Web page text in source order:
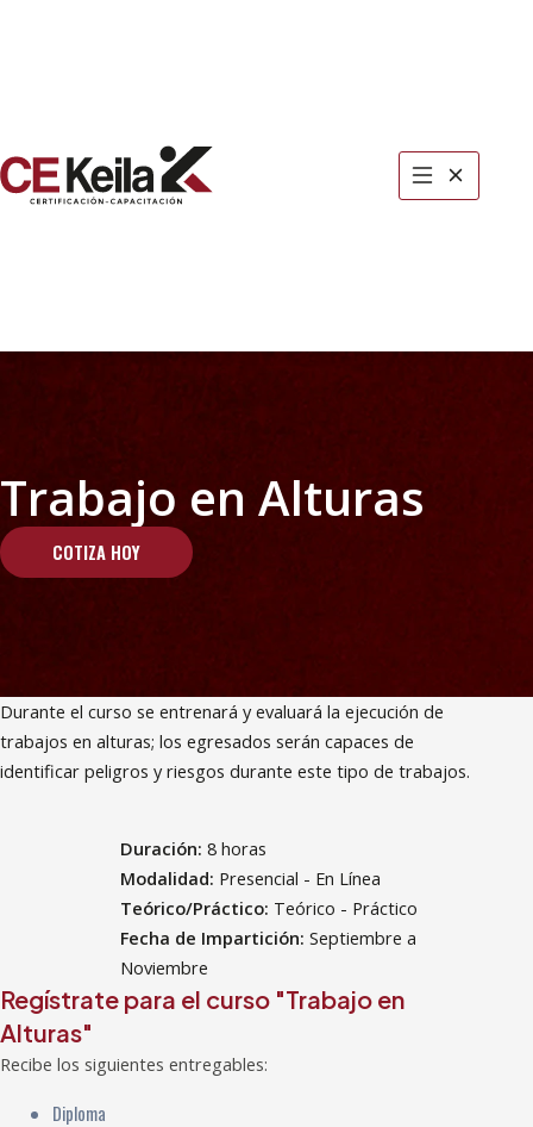
Trabajo en Alturas
COTIZA HOY
Durante el curso se entrenará y evaluará la ejecución de
trabajos en alturas; los egresados serán capaces de
identificar peligros y riesgos durante este tipo de trabajos.
Duración: 8 horas
Modalidad: Presencial - En Línea
Teórico/Práctico: Teórico - Práctico
Fecha de Impartición: Septiembre a
Noviembre
Regístrate para el curso "Trabajo en
Alturas"
Recibe los siguientes entregables:
Diploma